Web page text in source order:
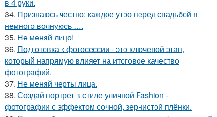
в 4 руки.
34. Признаюсь честно: каждое утро перед свадьбой я
немного волнуюсь ….
35. Не меняй лицо!
36. Подготовка к фотосессии - это ключевой этап,
который напрямую влияет на итоговое качество
фотографий.
37. Не меняй черты лица.
38. Создай портрет в стиле уличной Fashion -
фотографии с эффектом сочной, зернистой плёнки.